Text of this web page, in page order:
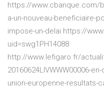
https://www.cbanque.com/
a-un-nouveau-beneficiaire-
impose-un-delai https://
uid=swg1PH14088
http://www.lefigaro.fr/
20160624LIVWWW00006-
union-europenne-resultats-